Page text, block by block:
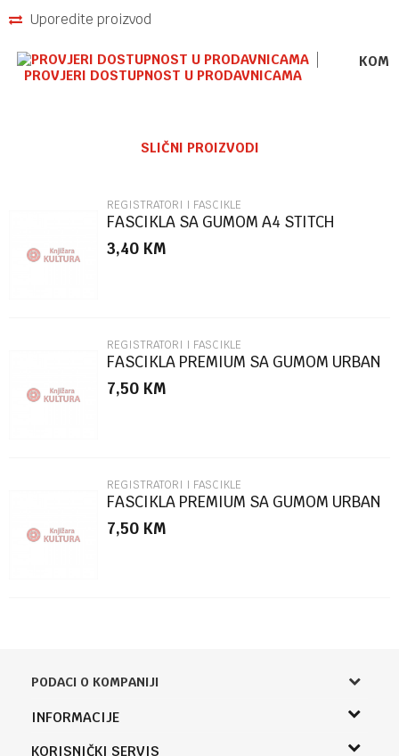
Uporedite proizvod
PROVJERI DOSTUPNOST U PRODAVNICAMA
Poruka
POŠALJI
SLIČNI PROIZVODI
REGISTRATORI I FASCIKLE
FASCIKLA SA GUMOM A4 STITCH
86504
3,40 KM
REGISTRATORI I FASCIKLE
FASCIKLA PREMIUM SA GUMOM URBAN
STYLE SC2770
7,50 KM
REGISTRATORI I FASCIKLE
FASCIKLA PREMIUM SA GUMOM URBAN
STYLE SC2769
7,50 KM
PODACI O KOMPANIJI
Knjižara Kultura
INFORMACIJE
O nama
KORISNIČKI SERVIS